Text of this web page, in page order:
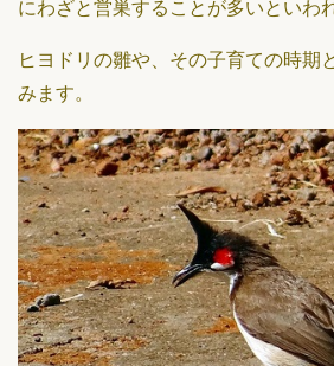
にわざと営巣することが多いといわ
ヒヨドリの雛や、その子育ての時期
みます。